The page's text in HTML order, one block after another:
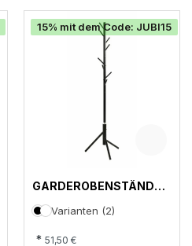
15% mit dem Code: JUBI15
GARDEROBENSTÄNDER
Varianten (2)
* 51,50 €